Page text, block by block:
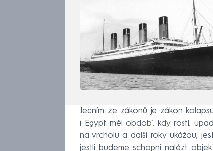
Jedním ze zákonů je zákon
i Egypt měl období, kdy rostl,
na vrcholu a další roky ukážou,
jestli budeme schopni nalézt